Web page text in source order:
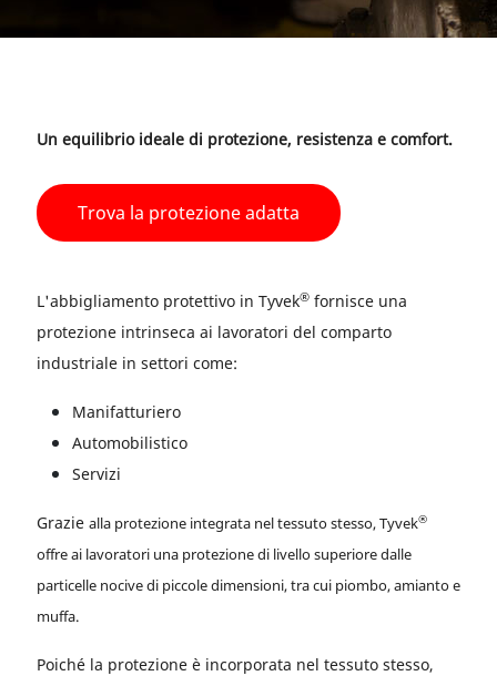
Un equilibrio ideale di protezione, resistenza e comfort.
Trova la protezione adatta
L'abbigliamento protettivo in Tyvek® fornisce una
protezione intrinseca ai lavoratori del comparto
industriale in settori come:
Manifatturiero
Automobilistico
Servizi
Grazie alla protezione integrata nel tessuto stesso, Tyvek®
offre ai lavoratori una protezione di livello superiore dalle
particelle nocive di piccole dimensioni, tra cui piombo, amianto e
muffa.
Poiché la protezione è incorporata nel tessuto stesso,